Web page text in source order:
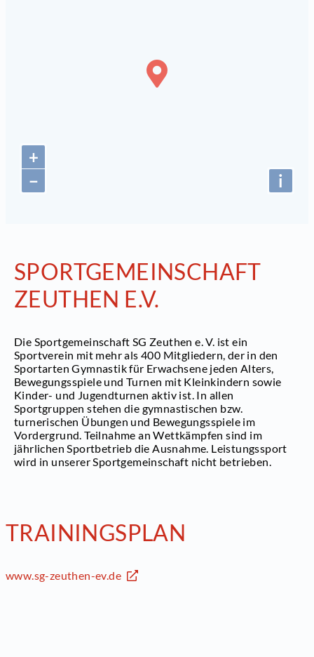
+
−
i
SPORTGEMEINSCHAFT
ZEUTHEN E.V.
Die Sportgemeinschaft SG Zeuthen e. V. ist ein
Sportverein mit mehr als 400 Mitgliedern, der in den
Sportarten Gymnastik für Erwachsene jeden Alters,
Bewegungsspiele und Turnen mit Kleinkindern sowie
Kinder- und Jugendturnen aktiv ist. In allen
Sportgruppen stehen die gymnastischen bzw.
turnerischen Übungen und Bewegungsspiele im
Vordergrund. Teilnahme an Wettkämpfen sind im
jährlichen Sportbetrieb die Ausnahme. Leistungssport
wird in unserer Sportgemeinschaft nicht betrieben.
TRAININGSPLAN
www.sg-zeuthen-ev.de